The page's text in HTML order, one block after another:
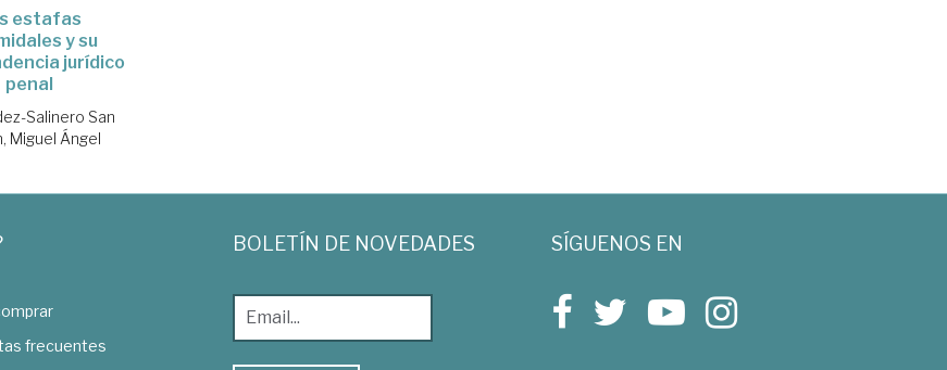
estafas
y su
jurídico
penal
Salinero San
Miguel Ángel
frecuentes
BOLETÍN DE NOVEDADES SÍGUENOS EN